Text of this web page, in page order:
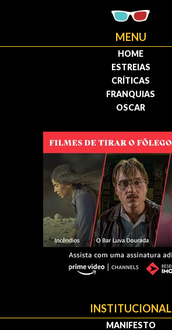
MENU
HOME
ESTREIAS
CRÍTICAS
FRANQUIAS
OSCAR
INSTITUCIONAL
MANIFESTO